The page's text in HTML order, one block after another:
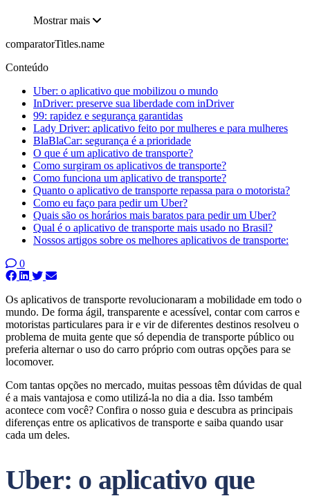
Mostrar mais
comparatorTitles.name
Conteúdo
Uber: o aplicativo que mobilizou o mundo
InDriver: preserve sua liberdade com inDriver
99: rapidez e segurança garantidas
Lady Driver: aplicativo feito por mulheres e para mulheres
BlaBlaCar: segurança é a prioridade
O que é um aplicativo de transporte?
Como surgiram os aplicativos de transporte?
Como funciona um aplicativo de transporte?
Quanto o aplicativo de transporte repassa para o motorista?
Como eu faço para pedir um Uber?
Quais são os horários mais baratos para pedir um Uber?
Qual é o aplicativo de transporte mais usado no Brasil?
Nossos artigos sobre os melhores aplicativos de transporte:
0
Os aplicativos de transporte revolucionaram a mobilidade em todo o
mundo. De forma ágil, transparente e acessível, contar com carros e
motoristas particulares para ir e vir de diferentes destinos resolveu o
problema de muita gente que só dependia de transporte público ou
preferia alternar o uso do carro próprio com outras opções para se
locomover.
Com tantas opções no mercado, muitas pessoas têm dúvidas de qual
é a mais vantajosa e como utilizá-la no dia a dia. Isso também
acontece com você? Confira o nosso guia e descubra as principais
diferenças entre os aplicativos de transporte e saiba quando usar
cada um deles.
Uber: o aplicativo que